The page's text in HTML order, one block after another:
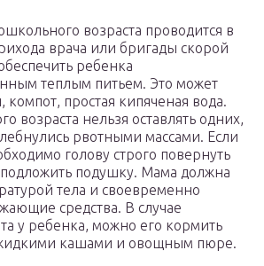
возраста проводится в
врача или бригады скорой
ребенка
теплым питьем. Это может
компот, простая кипяченая вода.
возраста нельзя оставлять одних,
рвотными массами. Если
голову строго повернуть
подушку. Мама должна
тела и своевременно
средства. В случае
у ребенка, можно его кормить
кашами и овощным пюре.